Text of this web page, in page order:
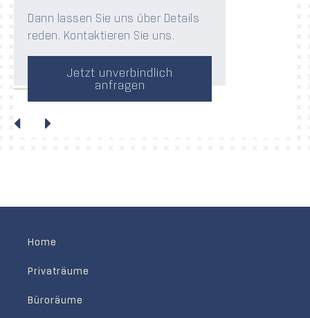
Dann lassen Sie uns über Details
reden. Kontaktieren Sie uns.
Jetzt unverbindlich
anfragen
Home
Privaträume
Büroräume